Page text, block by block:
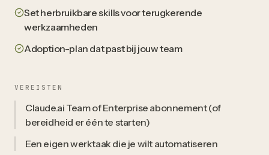
Set herbruikbare skills voor terugkerende
werkzaamheden
Adoption-plan dat past bij jouw team
VEREISTEN
Claude.ai Team of Enterprise abonnement (of
bereidheid er één te starten)
Een eigen werktaak die je wilt automatiseren